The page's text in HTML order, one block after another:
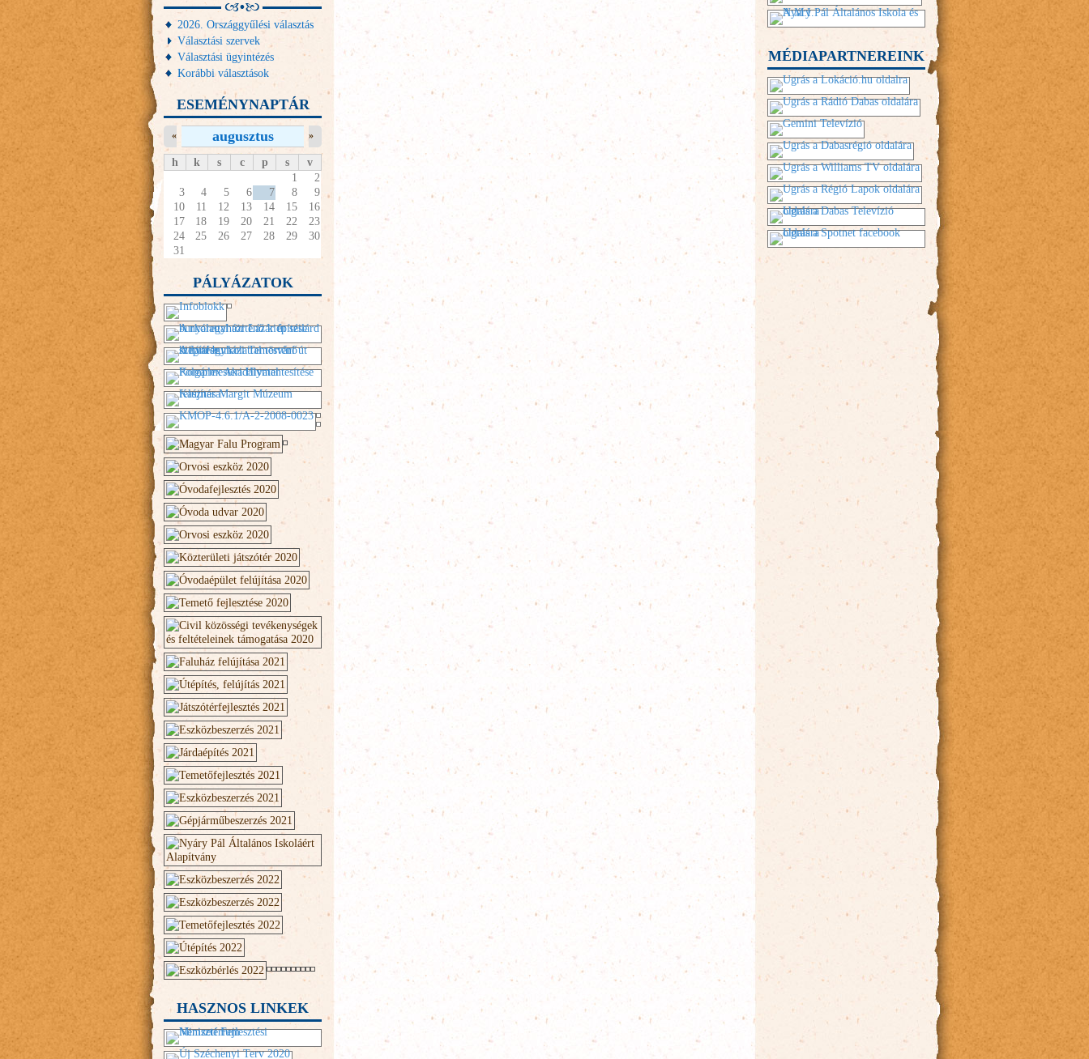
2026. Országgyűlési választás
Választási szervek
Választási ügyintézés
Korábbi választások
ESEMÉNYNAPTÁR
augusztus
« »
h k s c p s
v
1
2
3
4 5 6 7 8
9
10
11 12 13 14 15
16
17
18 19 20 21 22
23
24
25 26 27 28 29
30
31
PÁLYÁZATOK
HASZNOS LINKEK
MÉDIAPARTNEREINK